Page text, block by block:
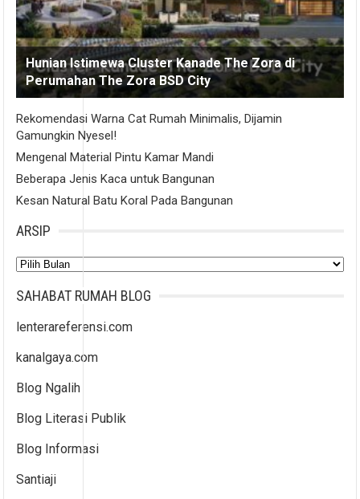
Hunian Istimewa Cluster Kanade The Zora di
Perumahan The Zora BSD City
Rekomendasi Warna Cat Rumah Minimalis, Dijamin
Gamungkin Nyesel!
Mengenal Material Pintu Kamar Mandi
Beberapa Jenis Kaca untuk Bangunan
Kesan Natural Batu Koral Pada Bangunan
ARSIP
Arsip
SAHABAT RUMAH BLOG
lenterareferensi.com
kanalgaya.com
Blog Ngalih
Blog Literasi Publik
Blog Informasi
Santiaji